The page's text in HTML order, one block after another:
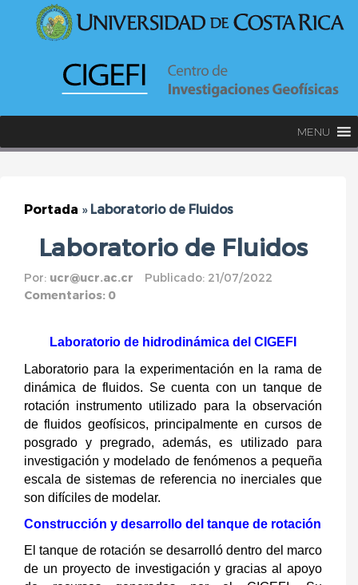
MENU
Portada » Laboratorio de Fluidos
Laboratorio de Fluidos
Por: ucr@ucr.ac.cr
Publicado: 21/07/2022
Comentarios: 0
Laboratorio de hidrodinámica del CIGEFI
Laboratorio para la experimentación en la rama de
dinámica de fluidos. Se cuenta con un tanque de
rotación instrumento utilizado para la observación
de fluidos geofísicos, principalmente en cursos de
posgrado y pregrado, además, es utilizado para
investigación y modelado de fenómenos a pequeña
escala de sistemas de referencia no inerciales que
son difíciles de modelar.
Construcción y desarrollo del tanque de rotación
El tanque de rotación se desarrolló dentro del marco
de un proyecto de investigación y gracias al apoyo